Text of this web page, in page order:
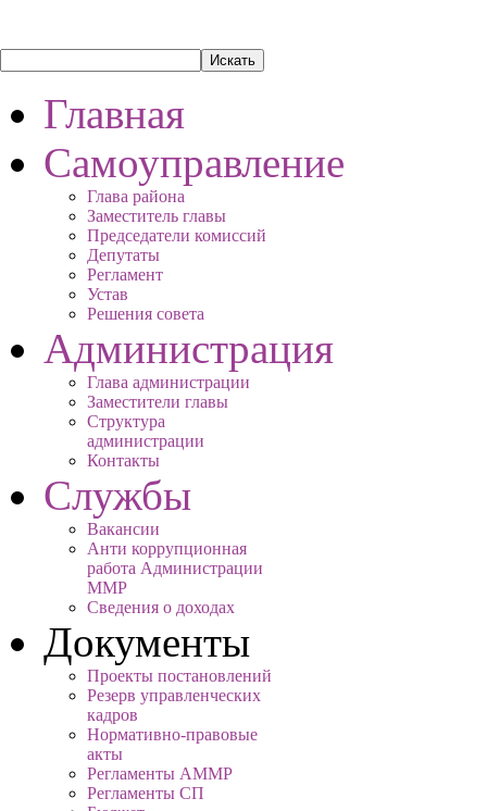
Главная
Самоуправление
Глава района
Заместитель главы
Председатели комиссий
Депутаты
Регламент
Устав
Решения совета
Администрация
Глава администрации
Заместители главы
Структура
администрации
Контакты
Службы
Вакансии
Анти коррупционная
работа Администрации
ММР
Сведения о доходах
Документы
Проекты постановлений
Резерв управленческих
кадров
Нормативно-правовые
акты
Регламенты АММР
Регламенты СП